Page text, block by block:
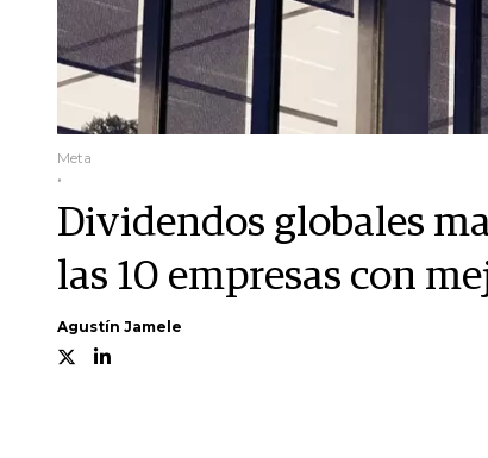
Meta
.
Dividendos globales
las 10 empresas con
Agustín Jamele